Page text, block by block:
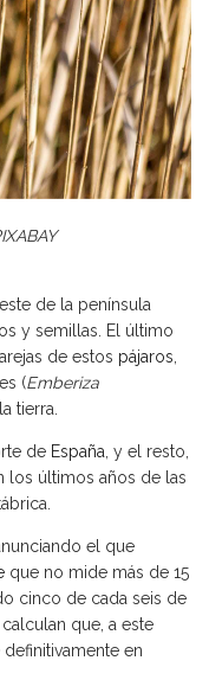
de la península
y semillas. El último
de estos pájaros,
(Emberiza
tierra.
de España, y el resto,
los últimos años de las
el que
que no mide más de 15
cinco de cada seis de
que, a este
en